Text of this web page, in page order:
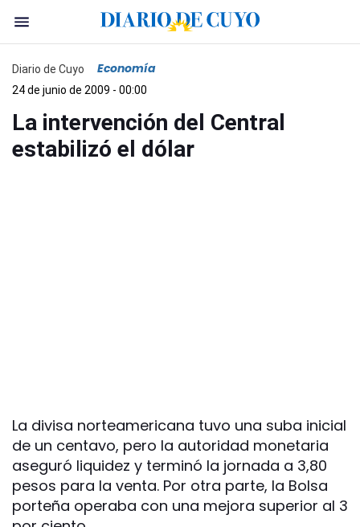
Diario de Cuyo Economía
24 de junio de 2009 - 00:00
La intervención del Central
estabilizó el dólar
La divisa norteamericana tuvo una suba inicial
de un centavo, pero la autoridad monetaria
aseguró liquidez y terminó la jornada a 3,80
pesos para la venta. Por otra parte, la Bolsa
porteña operaba con una mejora superior al 3